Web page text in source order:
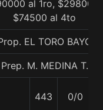
al 1ro,
$74500 al 4to
EL TORO BAYO
Prep. M. MEDINA T.
443 0/0